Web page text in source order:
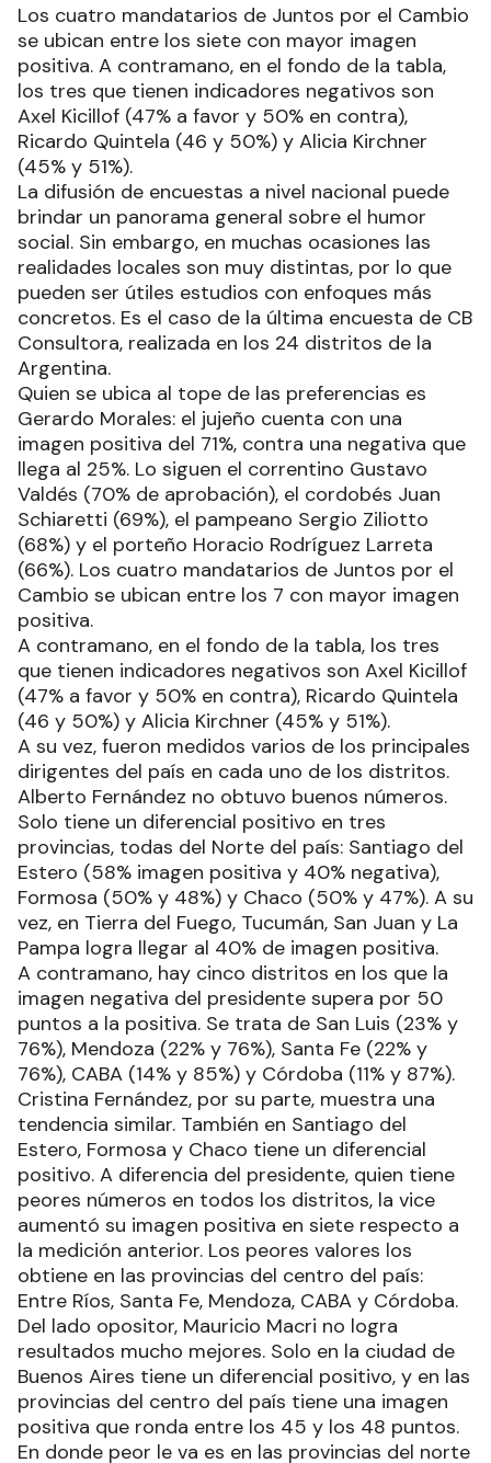
Los cuatro mandatarios de Juntos por el Cambio
se ubican entre los siete con mayor imagen
positiva. A contramano, en el fondo de la tabla,
los tres que tienen indicadores negativos son
Axel Kicillof (47% a favor y 50% en contra),
Ricardo Quintela (46 y 50%) y Alicia Kirchner
(45% y 51%).
La difusión de encuestas a nivel nacional puede
brindar un panorama general sobre el humor
social. Sin embargo, en muchas ocasiones las
realidades locales son muy distintas, por lo que
pueden ser útiles estudios con enfoques más
concretos. Es el caso de la última encuesta de CB
Consultora, realizada en los 24 distritos de la
Argentina.
Quien se ubica al tope de las preferencias es
Gerardo Morales: el jujeño cuenta con una
imagen positiva del 71%, contra una negativa que
llega al 25%. Lo siguen el correntino Gustavo
Valdés (70% de aprobación), el cordobés Juan
Schiaretti (69%), el pampeano Sergio Ziliotto
(68%) y el porteño Horacio Rodríguez Larreta
(66%). Los cuatro mandatarios de Juntos por el
Cambio se ubican entre los 7 con mayor imagen
positiva.
A contramano, en el fondo de la tabla, los tres
que tienen indicadores negativos son Axel Kicillof
(47% a favor y 50% en contra), Ricardo Quintela
(46 y 50%) y Alicia Kirchner (45% y 51%).
A su vez, fueron medidos varios de los principales
dirigentes del país en cada uno de los distritos.
Alberto Fernández no obtuvo buenos números.
Solo tiene un diferencial positivo en tres
provincias, todas del Norte del país: Santiago del
Estero (58% imagen positiva y 40% negativa),
Formosa (50% y 48%) y Chaco (50% y 47%). A su
vez, en Tierra del Fuego, Tucumán, San Juan y La
Pampa logra llegar al 40% de imagen positiva.
A contramano, hay cinco distritos en los que la
imagen negativa del presidente supera por 50
puntos a la positiva. Se trata de San Luis (23% y
76%), Mendoza (22% y 76%), Santa Fe (22% y
76%), CABA (14% y 85%) y Córdoba (11% y 87%).
Cristina Fernández, por su parte, muestra una
tendencia similar. También en Santiago del
Estero, Formosa y Chaco tiene un diferencial
positivo. A diferencia del presidente, quien tiene
peores números en todos los distritos, la vice
aumentó su imagen positiva en siete respecto a
la medición anterior. Los peores valores los
obtiene en las provincias del centro del país:
Entre Ríos, Santa Fe, Mendoza, CABA y Córdoba.
Del lado opositor, Mauricio Macri no logra
resultados mucho mejores. Solo en la ciudad de
Buenos Aires tiene un diferencial positivo, y en las
provincias del centro del país tiene una imagen
positiva que ronda entre los 45 y los 48 puntos.
En donde peor le va es en las provincias del norte